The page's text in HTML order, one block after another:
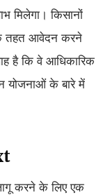
मिलेगा। किसानों
तहत आवेदन करने
है कि वे आधिकारिक
योजनाओं के बारे में
करने के लिए एक